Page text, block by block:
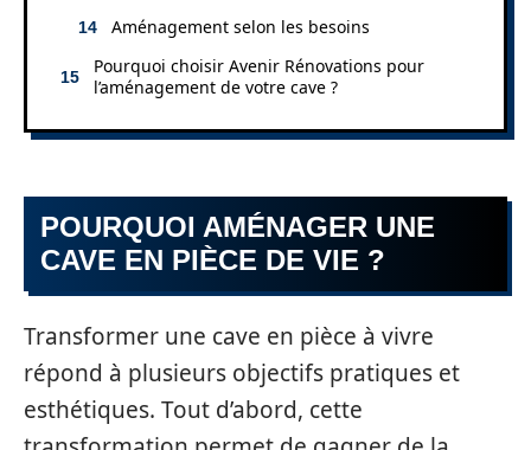
Aménagement selon les besoins
Pourquoi choisir Avenir Rénovations pour
l’aménagement de votre cave ?
POURQUOI AMÉNAGER UNE
CAVE EN PIÈCE DE VIE ?
Transformer une cave en pièce à vivre
répond à plusieurs objectifs pratiques et
esthétiques. Tout d’abord, cette